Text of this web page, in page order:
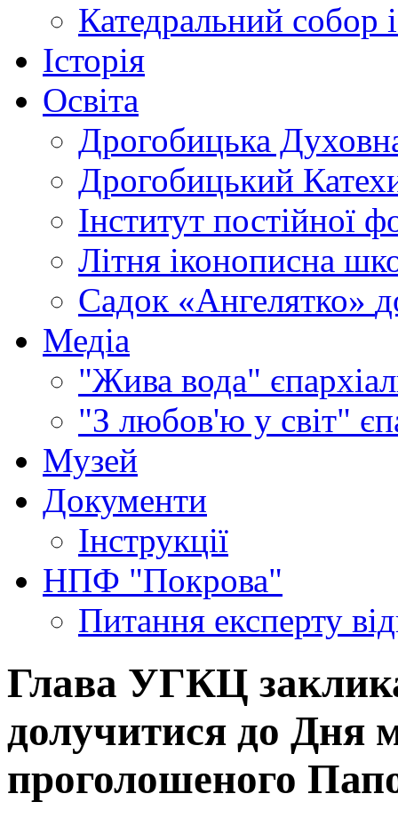
Катедральний собор
Історія
Освіта
Дрогобицька
Дрогобицький
Інститут постійної
Літня іконописна
Садок «Ангелятко»
Медіа
"Жива вода"
"З любов'ю у світ"
Музей
Документи
Інструкції
НПФ "Покрова"
Питання експерту
Глава УГКЦ
долучитися до Дня
проголошеного